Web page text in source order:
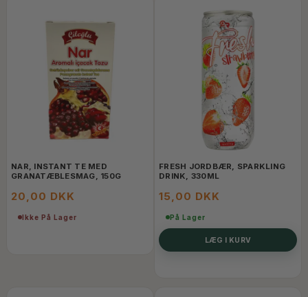
NAR, INSTANT TE MED
GRANATÆBLESMAG, 150G
20,00 DKK
Ikke På Lager
FRESH JORDBÆR, SPARKLING
DRINK, 330ML
15,00 DKK
På Lager
LÆG I KURV